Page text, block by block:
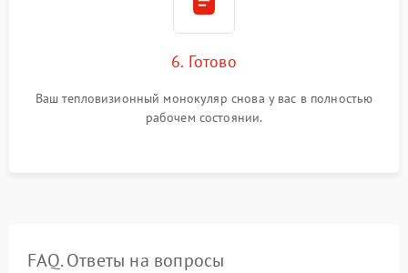
6. Готово
Ваш тепловизионный монокуляр снова у вас в полностью
рабочем состоянии.
FAQ. Ответы на вопросы